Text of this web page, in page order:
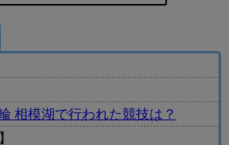
相模湖で行われた競技は？